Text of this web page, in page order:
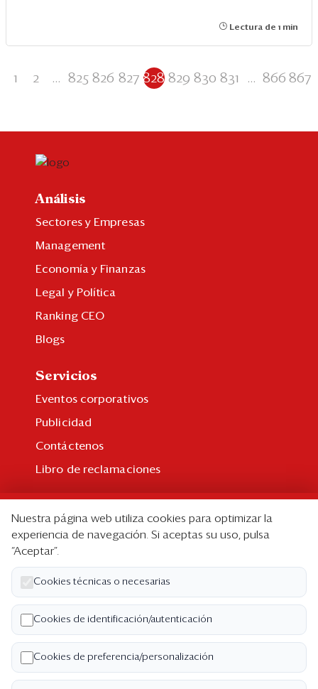
Lectura de 1 min
1 2 ... 825 826 827 828 829 830 831 ... 866 867
Análisis
Sectores y Empresas
Management
Economía y Finanzas
Legal y Política
Ranking CEO
Blogs
Servicios
Eventos corporativos
Publicidad
Contáctenos
Libro de reclamaciones
Suscripción individual
Paquetes corporativos
Edición Impresa
Nosotros
Quiénes somos
Código de ética
Términos y Condiciones
Nuestra página web utiliza cookies para optimizar la
experiencia de navegación. Si aceptas su uso, pulsa
“Aceptar”.
Cookies técnicas o necesarias
Cookies de identificación/autenticación
Cookies de preferencia/personalización